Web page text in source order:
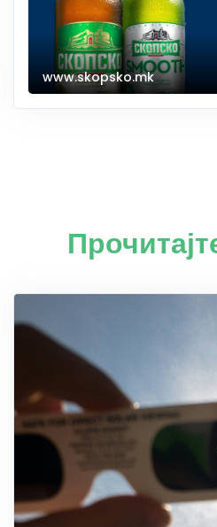
www.skopsko.mk